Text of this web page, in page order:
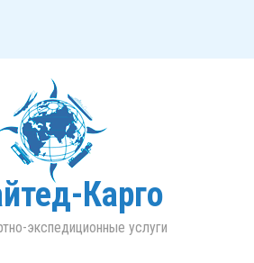
Карго
экспедиционные услуги